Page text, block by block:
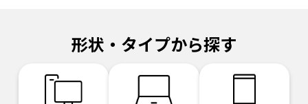
形状・タイプから探す